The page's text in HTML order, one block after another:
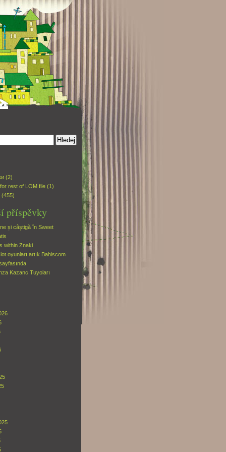
(2)
rest of LOM file (1)
(455)
příspěvky
și câștigă în Sweet
within Znaki
oyunları artık Bahiscom
Kazanc Tuyoları